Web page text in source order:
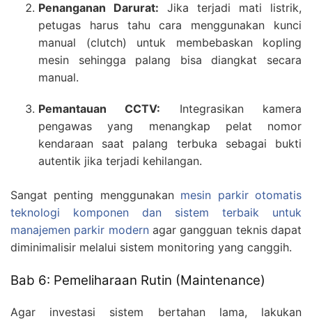
Penanganan Darurat: Jika terjadi mati listrik,
petugas harus tahu cara menggunakan kunci
manual (clutch) untuk membebaskan kopling
mesin sehingga palang bisa diangkat secara
manual.
Pemantauan CCTV: Integrasikan kamera
pengawas yang menangkap pelat nomor
kendaraan saat palang terbuka sebagai bukti
autentik jika terjadi kehilangan.
Sangat penting menggunakan mesin parkir otomatis
teknologi komponen dan sistem terbaik untuk
manajemen parkir modernagar gangguan teknis dapat
diminimalisir melalui sistem monitoring yang canggih.
Bab 6: Pemeliharaan Rutin (Maintenance)
Agar investasi sistem bertahan lama, lakukan